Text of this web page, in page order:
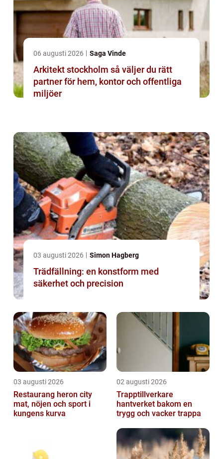
06 augusti 2026 Saga Vinde
Arkitekt stockholm så väljer du rätt
partner för hem, kontor och offentliga
miljöer
03 augusti 2026 Simon Hagberg
Trädfällning: en konstform med
säkerhet och precision
03 augusti 2026
Restaurang heron city
mat, nöjen och sport i
kungens kurva
02 augusti 2026
Trapptillverkare
hantverket bakom en
trygg och vacker trappa